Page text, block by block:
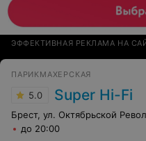
ЭФФЕКТИВНАЯ РЕКЛАМА НА
ПАРИКМАХЕРСКАЯ
5.0 Super Hi-Fi
Брест, ул. Октябрьской
до 20:00